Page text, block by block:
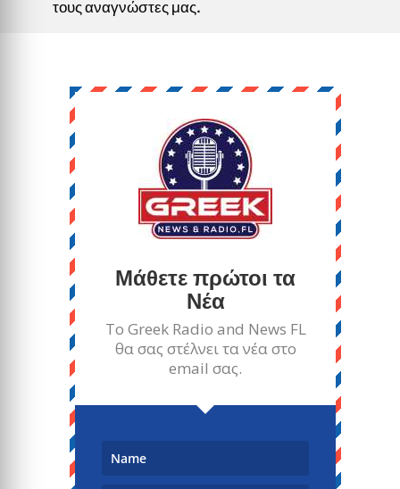
τους αναγνώστες μας.
Μάθετε πρώτοι τα
Νέα
Το Greek Radio and News FL
θα σας στέλνει τα νέα στο
email σας.